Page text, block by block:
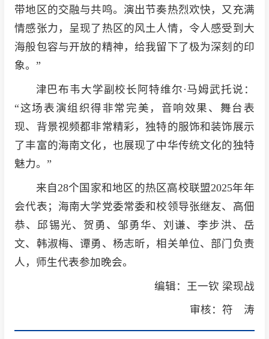
带地区的交融与共鸣。演出节奏热烈欢快，又充满
情感张力，呈现了热区的风土人情，令人感受到大
海般包容与开放的精神，给我留下了极为深刻的印
象。”
津巴布韦大学副校长阿特维尔·马姆武托说：
“这场表演组织得非常完美，音响效果、舞台表
现、背景视频都非常精彩，独特的服饰和装饰展示
了丰富的海南文化，也展现了中华传统文化的独特
魅力。”
来自28个国家和地区的热区高校联盟2025年年
会代表；海南大学党委常委和校领导张继友、高佃
恭、邱锡光、贺勇、邹勇华、刘谦、李步洪、岳
文、韩淑梅、谭勇、杨志昕，相关单位、部门负责
人，师生代表参加晚会。
编辑：王一钦 梁现战
审核：符 涛